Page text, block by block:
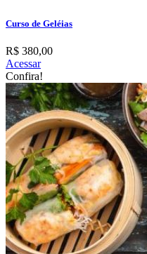
Curso de Geléias
R$ 380,00
Acessar
Confira!